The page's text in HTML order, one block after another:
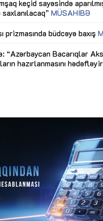
keçid sayəsində
MÜSAHİBƏ
prizmasında büdcəyə baxış
“Azərbaycan Bacarıqlar
hazırlanmasını